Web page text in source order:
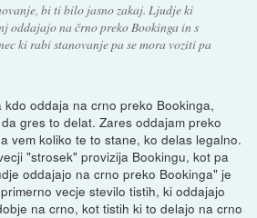
bi ti bilo jasno zakaj. Ljudje ki
oddajajo na črno preko Bookinga in s
ki rabi stanovanje pa se mora voziti pa
kdo oddaja na crno preko Bookinga,
gres to delat. Zares oddajam preko
vem koliko te to stane, ko delas legalno.
"strosek" provizija Bookingu, kot pa
oddajajo na crno preko Bookinga" je
vecje stevilo tistih, ki oddajajo
na crno, kot tistih ki to delajo na crno